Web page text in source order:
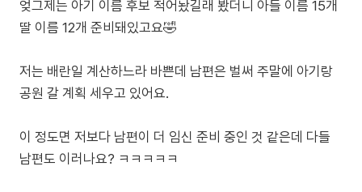
엊그제는 아기 이름 후보 적어놨길래 봤더니 아들 이름 15개
딸 이름 12개 준비돼있고요🤣
저는 배란일 계산하느라 바쁜데 남편은 벌써 주말에 아기랑
공원 갈 계획 세우고 있어요.
이 정도면 저보다 남편이 더 임신 준비 중인 것 같은데 다들
남편도 이러나요? ㅋㅋㅋㅋㅋ